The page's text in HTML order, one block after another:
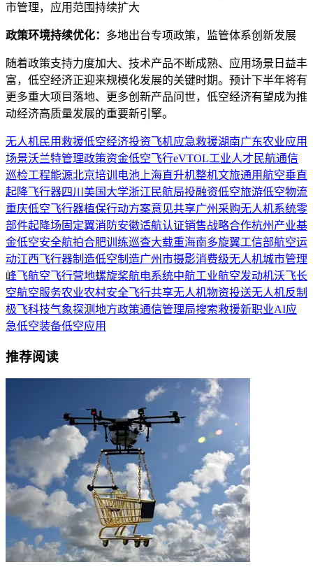
市管理，应用范围持续扩大
政策环境持续优化： 多地出台专项政策，监管体系创新发展
随着政策支持力度加大、技术产品不断成熟、应用场景日益丰
富，低空经济正迎来规模化发展的关键时期。预计下半年将有
更多重大项目落地、更多创新产品问世，低空经济有望成为推
动经济高质量发展的重要新引擎。
无人机民用救援低空经济投资飞机应急救援湖南广东农业应用
场景沃兰特管理政策资金低空飞行eVTOL工业人才 民航通信
巡检工程能源北京培训 电池 上海直升机整机文旅通用航空垂直
起降飞行器四川 美国 大学浙江 民航局投融资低空旅游低空物流
重庆低空飞行器植保行动方案意见共享广州 采购无人机系统零
部件起降场 固定翼消防安徽适航认证销售战略合作杭州 产业基
金低空安全航拍合肥训练巡查大载重海南多旋翼工信部航空运
动江西飞行器制造低空制造广州市摄影消费级无人机城市管理
峰飞航空飞行营地螺旋桨航电系统中航工业航空发动机沃飞长
空航空服务农业农村安全飞行共享无人机物资投送无人机反制
极飞科技气象探测地方政策通信管理局搜索救援新职业AI应
急低空装备低空应用
推荐阅读